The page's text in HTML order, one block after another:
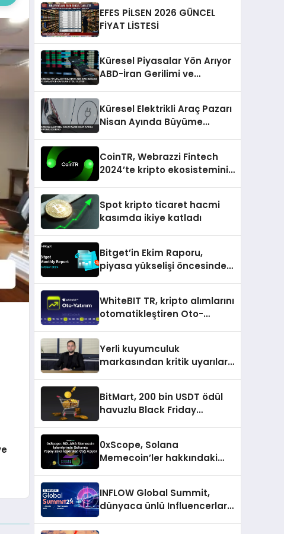
EFES PİLSEN 2026 GÜNCEL
FİYAT LİSTESİ
Küresel Piyasalar Yön Arıyor
ABD-İran Gerilimi ve
Küresel Elektrikli Araç Pazarı
Nisan Ayında Büyüme
CoinTR, Webrazzi Fintech
2024’te kripto ekosisteminin
Spot kripto ticaret hacmi
kasımda ikiye katladı
Bitget’in Ekim Raporu,
piyasa yükselişi öncesinde
WhiteBIT TR, kripto alımlarını
otomatikleştiren Oto-
Yerli kuyumculuk
markasından kritik uyarılar:
BitMart, 200 bin USDT ödül
havuzlu Black Friday
0xScope, Solana
Memecoin’ler hakkındaki
INFLOW Global Summit,
dünyaca ünlü Influencerları